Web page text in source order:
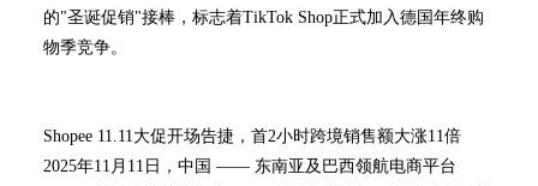
的"圣诞促销"接棒，标志着TikTok Shop正式加入德国年终购
物季竞争。
Shopee 11.11大促开场告捷，首2小时跨境销售额大涨11倍
2025年11月11日，中国 —— 东南亚及巴西领航电商平台